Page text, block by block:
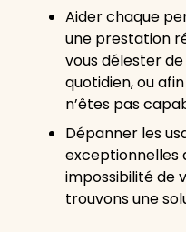
Aider chaque
une prestation
vous délester
quotidien, ou
n’êtes pas
Dépanner les
exceptionnelles
impossibilité de
trouvons une